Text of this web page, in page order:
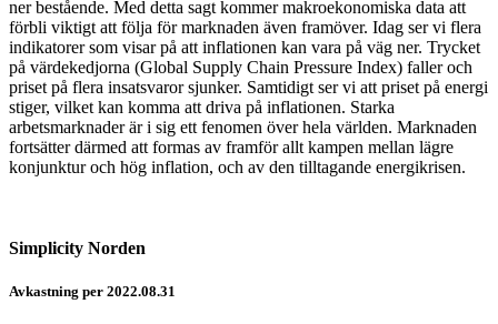
ner bestående. Med detta sagt kommer makroekonomiska data att
förbli viktigt att följa för marknaden även framöver. Idag ser vi flera
indikatorer som visar på att inflationen kan vara på väg ner. Trycket
på värdekedjorna (Global Supply Chain Pressure Index) faller och
priset på flera insatsvaror sjunker. Samtidigt ser vi att priset på energi
stiger, vilket kan komma att driva på inflationen. Starka
arbetsmarknader är i sig ett fenomen över hela världen. Marknaden
fortsätter därmed att formas av framför allt kampen mellan lägre
konjunktur och hög inflation, och av den tilltagande energikrisen.
Simplicity Norden
Avkastning per 2022.08.31